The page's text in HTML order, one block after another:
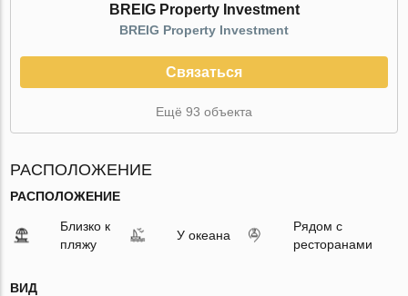
BREIG Property Investment
BREIG Property Investment
Связаться
Ещё 93 объекта
РАСПОЛОЖЕНИЕ
РАСПОЛОЖЕНИЕ
Близко к
пляжу
У океана
Рядом с
ресторанами
ВИД